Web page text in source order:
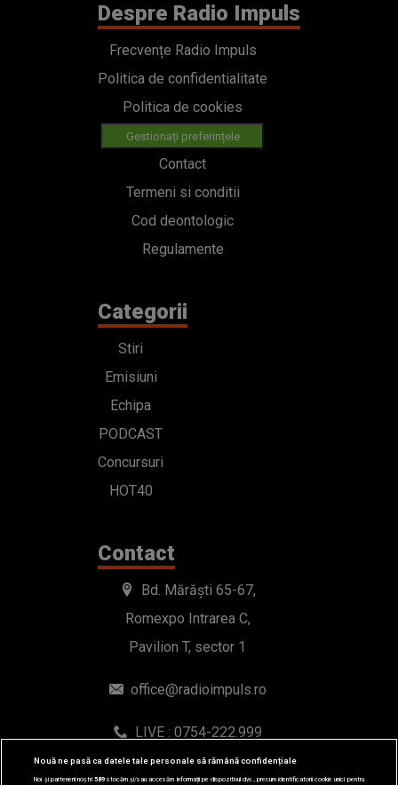
Despre Radio Impuls
Frecvențe Radio Impuls
Politica de confidentialitate
Politica de cookies
Gestionați preferințele
Contact
Termeni si conditii
Cod deontologic
Regulamente
Categorii
Stiri
Emisiuni
Echipa
PODCAST
Concursuri
HOT40
Contact
Bd. Mărăști 65-67,
Romexpo Intrarea C,
Pavilion T, sector 1
office@radioimpuls.ro
LIVE : 0754-222.999
WhatsApp: 0754-222.999
Nouă ne pasă ca datele tale personale să rămână confidențiale
Noi și partenerii noștri589stocăm și/sau accesăm informații pe dispozitivul dvs., precum identificatorii cookie unici pentru